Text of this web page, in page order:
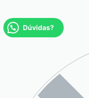
Dúvidas?